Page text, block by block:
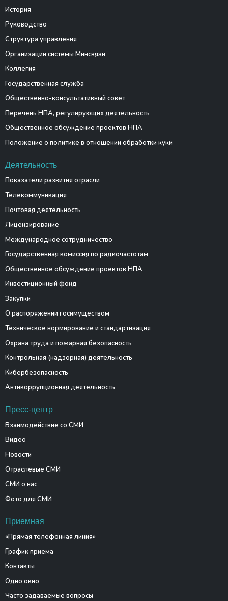
История
Руководство
Структура управления
Организации системы Минсвязи
Коллегия
Государственная служба
Общественно-консультативный совет
Перечень НПА, регулирующих деятельность
Общественное обсуждение проектов НПА
Положение о политике в отношении обработки куки
Деятельность
Показатели развития отрасли
Телекоммуникация
Почтовая деятельность
Лицензирование
Международное сотрудничество
Государственная комиссия по радиочастотам
Общественное обсуждение проектов НПА
Инвестиционный фонд
Закупки
О распоряжении госимуществом
Техническое нормирование и стандартизация
Охрана труда и пожарная безопасность
Контрольная (надзорная) деятельность
Кибербезопасность
Антикоррупционная деятельность
Пресс-центр
Взаимодействие со СМИ
Видео
Новости
Отраслевые СМИ
СМИ о нас
Фото для СМИ
Приемная
«Прямая телефонная линия»
График приема
Контакты
Одно окно
Часто задаваемые вопросы